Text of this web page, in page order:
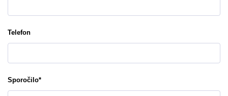
Telefon
Sporočilo*